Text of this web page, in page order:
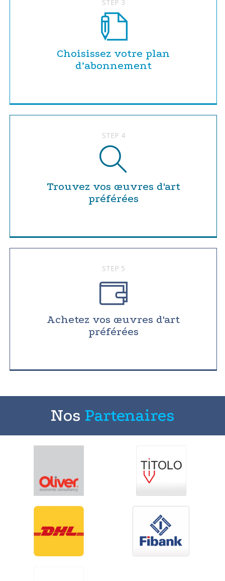
STEP 3
Choisissez votre plan
d’abonnement
STEP 4
Trouvez vos œuvres d'art
préférées
STEP 5
Achetez vos œuvres d'art
préférées
Nos Partenaires